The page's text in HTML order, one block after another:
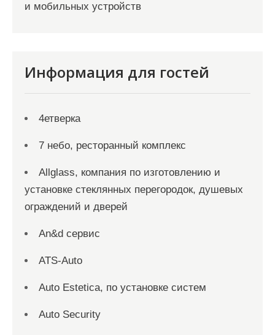
и мобильных устройств
Информация для гостей
4етверка
7 небо, ресторанный комплекс
Allglass, компания по изготовлению и
установке стеклянных перегородок, душевых
ограждений и дверей
An&d сервис
ATS-Auto
Auto Estetica, по установке систем
Auto Security